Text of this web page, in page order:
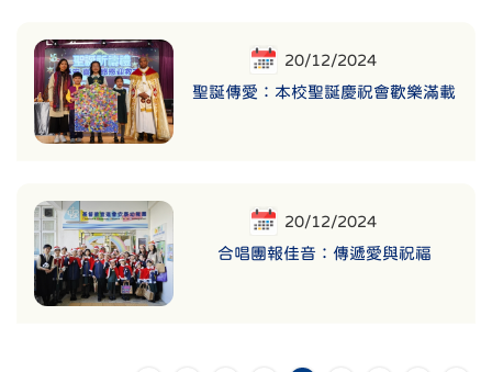
20/12/2024
聖誕傳愛：本校聖誕慶祝會歡樂滿載
20/12/2024
合唱團報佳音：傳遞愛與祝福